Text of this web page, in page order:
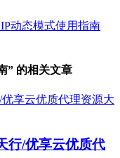
动态模式使用指南
” 的相关文章
行/优享云优质代